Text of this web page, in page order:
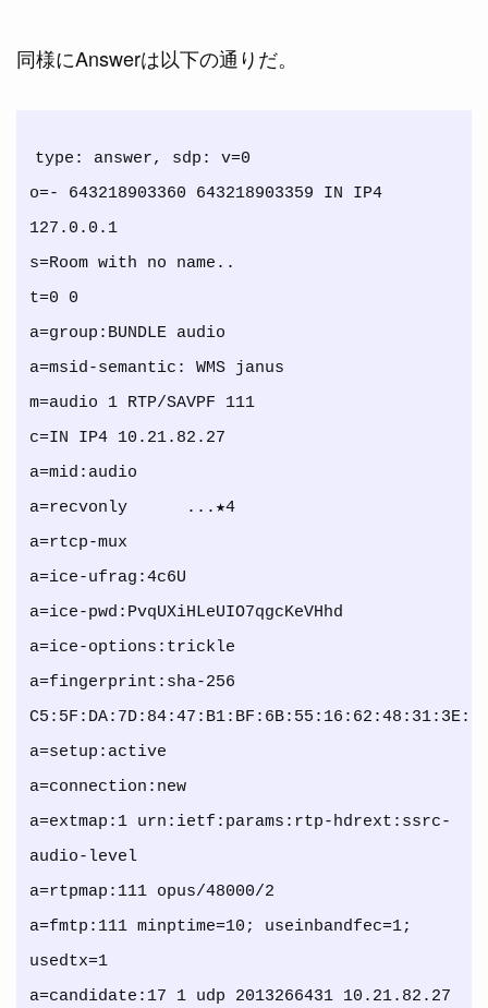
同様にAnswerは以下の通りだ。
type: answer, sdp: v=0
o=- 643218903360 643218903359 IN IP4
127.0.0.1
s=Room with no name..
t=0 0
a=group:BUNDLE audio
a=msid-semantic: WMS janus
m=audio 1 RTP/SAVPF 111
c=IN IP4 10.21.82.27
a=mid:audio
a=recvonly      ...★4
a=rtcp-mux
a=ice-ufrag:4c6U
a=ice-pwd:PvqUXiHLeUIO7qgcKeVHhd
a=ice-options:trickle
a=fingerprint:sha-256
a=setup:active
a=connection:new
a=extmap:1 urn:ietf:params:rtp-hdrext:ssrc-
audio-level
a=rtpmap:111 opus/48000/2
a=fmtp:111 minptime=10; useinbandfec=1;
usedtx=1
a=candidate:17 1 udp 2013266431 10.21.82.27